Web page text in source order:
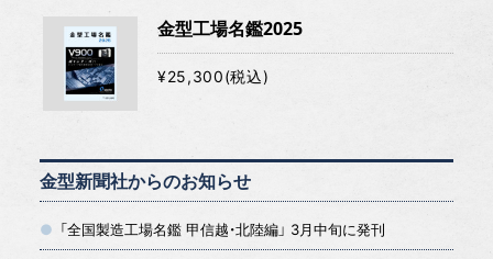
金型工場名鑑2025
¥25,300(税込)
金型新聞社からのお知らせ
「全国製造工場名鑑 甲信越・北陸編」 3月中旬に発刊